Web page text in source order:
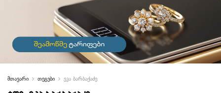
მთავარი თეგები ეკა ბარბაქაძე